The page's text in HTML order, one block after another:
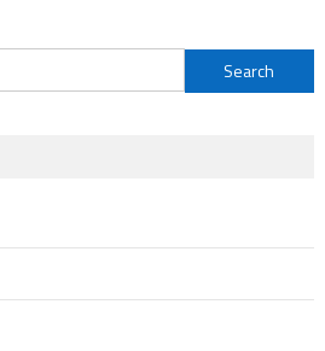
Search
for: